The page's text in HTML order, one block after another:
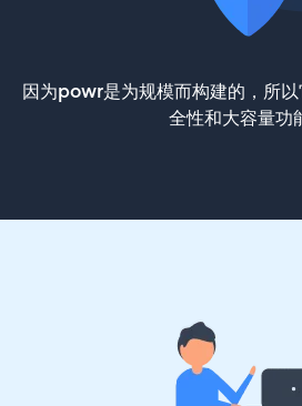
因为powr是为规模而构建的，所
全性和大容量功